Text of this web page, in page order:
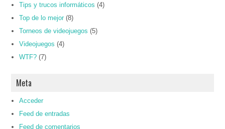
Tips y trucos informáticos (4)
Top de lo mejor (8)
Torneos de videojuegos (5)
Videojuegos (4)
WTF? (7)
Meta
Acceder
Feed de entradas
Feed de comentarios